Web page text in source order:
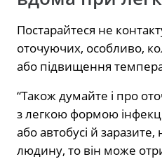
Постарайтеся не
оточуючих, особливо,
або підвищення
“Також думайте і про
з легкою формою
або автобусі й
людину, то він може